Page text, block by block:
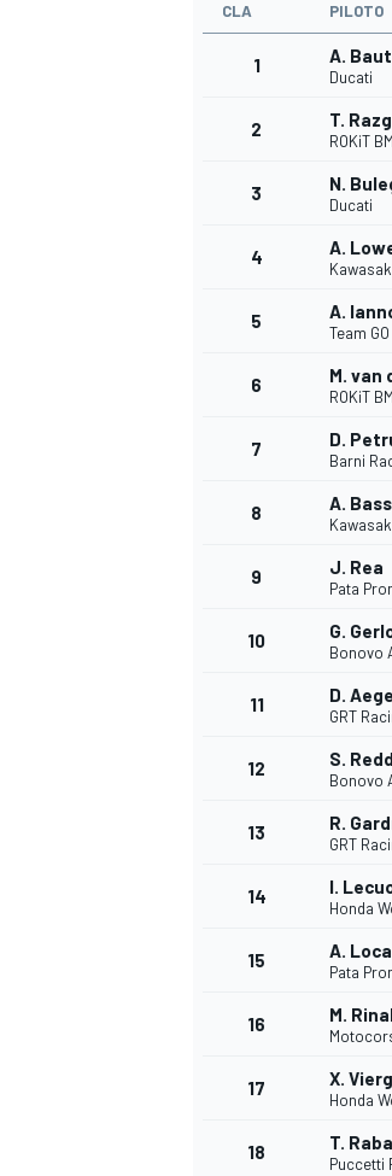
CLA PILOTO
1 A.
Ducati
2 T.
ROKiT
3 N.
Ducati
4 A.
5 A.
Team
6 M. van
ROKiT
7 D.
Barni
8 A.
9 J. Rea
Pata
10 G.
Bonovo
11 D.
GRT
12 S.
Bonovo
13 R.
GRT
14 I.
Honda
15 A.
Pata
16 M.
17 X.
Honda
18 T.
Puccetti